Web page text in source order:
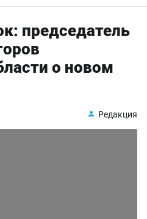
председатель
о новом
Редакция